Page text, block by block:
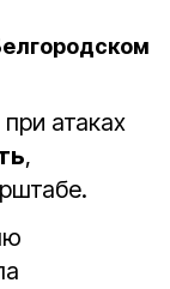
атаках
,